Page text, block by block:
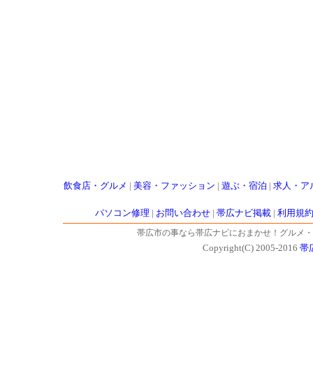
飲食店・グルメ 美容・ファッション 遊ぶ・宿泊 求人・ア
パソコン修理 お問い合わせ| 帯広ナビ掲載| 利用規約
帯広市の事なら帯広ナビにおまかせ！グルメ
Copyright(C) 2005-2016 帯